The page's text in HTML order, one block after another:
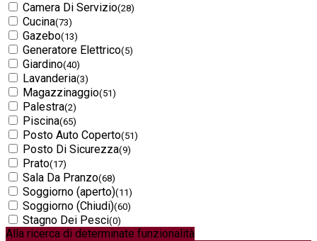
Camera Di Servizio(28)
Cucina(73)
Gazebo(13)
Generatore Elettrico(5)
Giardino(40)
Lavanderia(3)
Magazzinaggio(51)
Palestra(2)
Piscina(65)
Posto Auto Coperto(51)
Posto Di Sicurezza(9)
Prato(17)
Sala Da Pranzo(68)
Soggiorno (aperto)(11)
Soggiorno (Chiudi)(60)
Stagno Dei Pesci(0)
Alla ricerca di determinate funzionalità